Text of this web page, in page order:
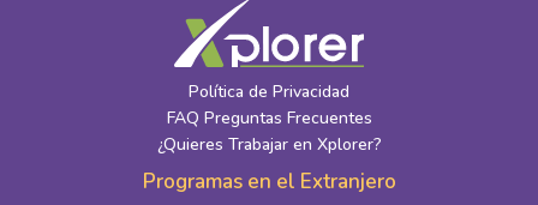
Política de Privacidad
FAQ Preguntas Frecuentes
¿Quieres Trabajar en Xplorer?
Programas en el Extranjero